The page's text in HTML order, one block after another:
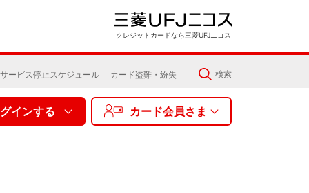
クレジットカードなら三菱UFJニコス
サービス停止スケジュール カード盗難・紛失 検索
インする カード会員さま